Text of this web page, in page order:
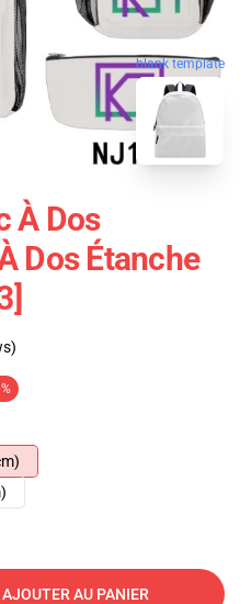
blank template
À Dos
Dos Étanche
AJOUTER AU PANIER